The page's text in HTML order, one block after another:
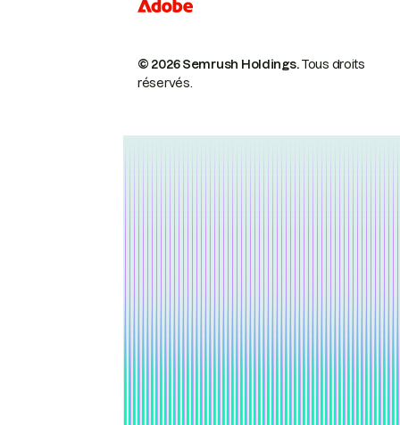
© 2026 Semrush Holdings.Tous droits
réservés.